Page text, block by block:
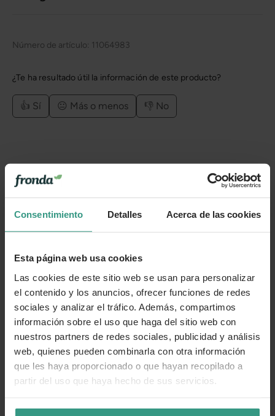
Consentimiento Detalles Acerca de las cookies
Esta página web usa cookies
Las cookies de este sitio web se usan para personalizar
el contenido y los anuncios, ofrecer funciones de redes
sociales y analizar el tráfico. Además, compartimos
información sobre el uso que haga del sitio web con
nuestros partners de redes sociales, publicidad y análisis
web, quienes pueden combinarla con otra información
que les haya proporcionado o que hayan recopilado a
partir del uso que haya hecho de sus servicios.
Número de artículo: 11064983
¿Te ha resultado útil la información de este producto?
👍 Sí 😐 Más o menos 👎 No